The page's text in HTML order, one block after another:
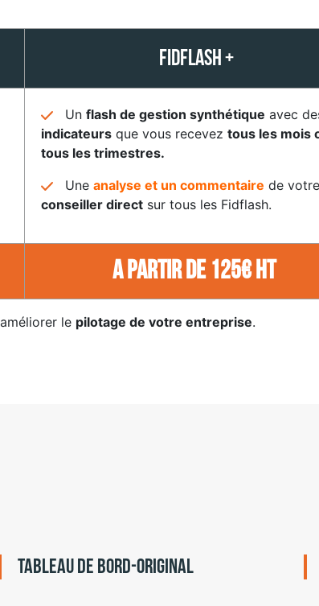
FIDFLASH +
Un flash de gestion synthétique avec
indicateurs que vous recevez tous les mois
tous les trimestres.
Une analyse et un commentaire de votre
conseiller direct sur tous les Fidflash.
A partir de125€ HT
le pilotage de votre entreprise.
Tableau de bord-original